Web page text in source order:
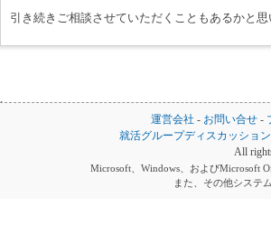
引き続きご相談させていただくこともあるかと
運営会社 - お問い合せ -
就活グループディスカッション
All
Microsoft、Windows、およびMicrosoft
また、その他システ